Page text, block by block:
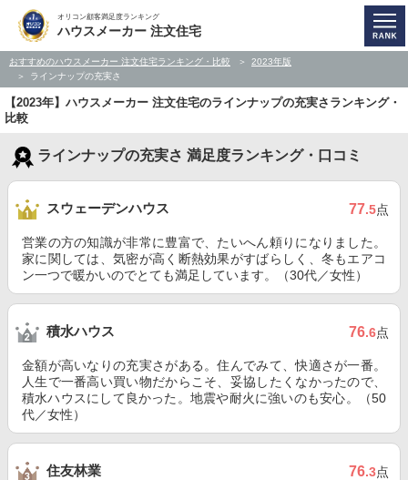
オリコン顧客満足度ランキング
ハウスメーカー 注文住宅
おすすめのハウスメーカー 注文住宅ランキング・比較
2023年版
ラインナップの充実さ
【2023年】ハウスメーカー 注文住宅のラインナップの充実さランキング・
比較
ラインナップの充実さ 満足度ランキング・口コミ
スウェーデンハウス 77.5点
営業の方の知識が非常に豊富で、たいへん頼りになりました。
家に関しては、気密が高く断熱効果がすばらしく、冬もエアコ
ン一つで暖かいのでとても満足しています。（30代／女性）
積水ハウス 76.6点
金額が高いなりの充実さがある。住んでみて、快適さが一番。
人生で一番高い買い物だからこそ、妥協したくなかったので、
積水ハウスにして良かった。地震や耐火に強いのも安心。（50
代／女性）
住友林業 76.3点